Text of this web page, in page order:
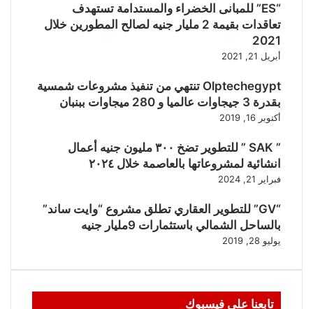
“ES” للمبانى الخضراء والمستدامة تستهدف
تعاقدات بقيمة 2 مليار جنيه لصالح المطورين خلال
2021
أبريل 21, 2021
Olptechegypt تنتهي من تنفيذ مشروعات شمسية
بقدرة 3 جيجاوات عالميا و 280 ميجاوات ببنبان
أكتوبر 16, 2019
” SAK ” للتطوير تضخ ٣٠٠ مليون جنيه أعمال
انشائية لمشروعاتها بالعاصمة خلال ٢٠٢٤
فبراير 21, 2024
“GV” للتطوير العقاري تطلق مشروع “وايت ساند”
بالساحل الشمالي باستثمارات 9مليار جنيه
يوليو 28, 2019
تابعنا على فيسبوك